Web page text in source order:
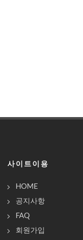
사이트이용
HOME
공지사항
FAQ
회원가입